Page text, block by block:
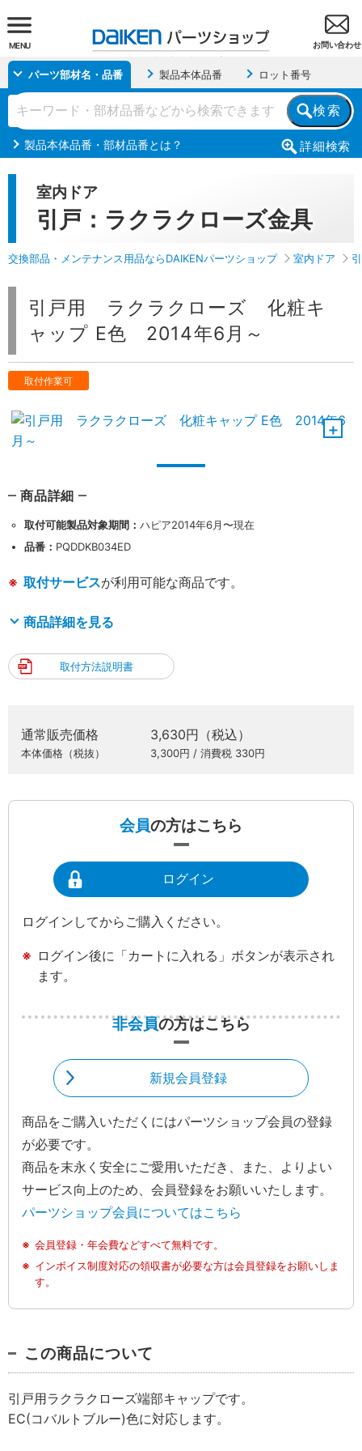
お問い合わせ
MENU
パーツ部材名・品番 製品本体品番 ロット番号
検索
詳細検索
製品本体品番・部材品番とは？
室内ドア
引戸：ラクラクローズ金具
交換部品・メンテナンス用品ならDAIKENパーツショップ 室内ドア
引戸用 ラクラクローズ 化粧キ
ャップ E色 2014年6月～
取付作業可
商品詳細
取付可能製品対象期間： ハピア2014年6月〜現在
品番： PQDDKB034ED
取付サービスが利用可能な商品です。
商品詳細を見る
取付方法説明書
通常販売価格 3,630円（税込）
本体価格（税抜） 3,300円 / 消費税 330円
会員の方はこちら
ログイン
ログインしてからご購入ください。
ログイン後に「カートに入れる」ボタンが表示され
ます。
非会員の方はこちら
新規会員登録
商品をご購入いただくにはパーツショップ会員の登録
が必要です。
商品を末永く安全にご愛用いただき、また、よりよい
サービス向上のため、会員登録をお願いいたします。
パーツショップ会員についてはこちら
会員登録・年会費などすべて無料です。
インボイス制度対応の領収書が必要な方は会員登録をお願いしま
す。
この商品について
引戸用ラクラクローズ端部キャップです。
EC(コバルトブルー)色に対応します。